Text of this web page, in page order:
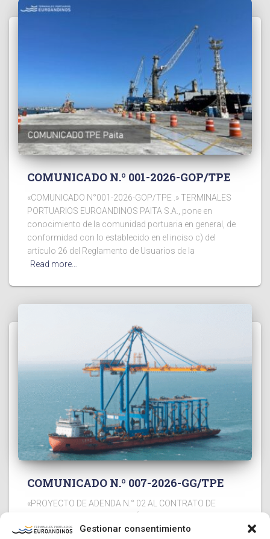
Gestionar consentimiento
COMUNICADO N.º 001-2026-GOP/TPE
«COMUNICADO N°001-2026-GOP/TPE .» TERMINALES
PORTUARIOS EUROANDINOS PAITA S.A., pone en
conocimiento de la comunidad portuaria en general, de
conformidad con lo establecido en el inciso c) del
artículo 26 del Reglamento de Usuarios de la
Read more…
COMUNICADO N.º 007-2026-GG/TPE
«PROYECTO DE ADENDA N.° 02 AL CONTRATO DE
REMOLCAJE CON SAAM TOWAGE PERU S.A.C.»